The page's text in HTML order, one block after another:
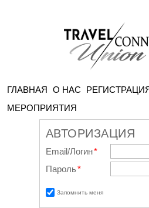
ГЛАВНАЯ О НАС
МЕРОПРИЯТИЯ
АВТОРИЗАЦИЯ
Email/Логин*
Пароль*
Запомнить меня